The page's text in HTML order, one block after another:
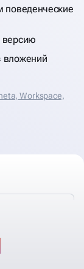
поведенческие
версию
вложений
Workspace,